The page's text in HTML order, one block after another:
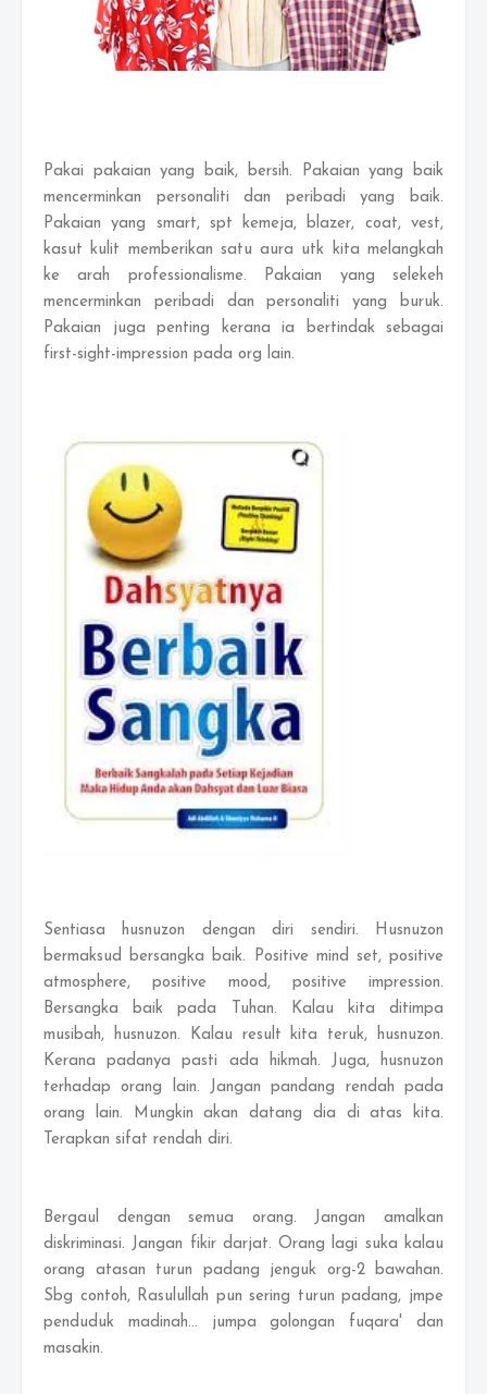
Pakai pakaian yang baik, bersih. Pakaian yang baik
mencerminkan personaliti dan peribadi yang baik.
Pakaian yang smart, spt kemeja, blazer, coat, vest,
kasut kulit memberikan satu aura utk kita melangkah
ke arah professionalisme. Pakaian yang selekeh
mencerminkan peribadi dan personaliti yang buruk.
Pakaian juga penting kerana ia bertindak sebagai
first-sight-impression pada org lain.
Sentiasa husnuzon dengan diri sendiri. Husnuzon
bermaksud bersangka baik. Positive mind set, positive
atmosphere, positive mood, positive impression.
Bersangka baik pada Tuhan. Kalau kita ditimpa
musibah, husnuzon. Kalau result kita teruk, husnuzon.
Kerana padanya pasti ada hikmah. Juga, husnuzon
terhadap orang lain. Jangan pandang rendah pada
orang lain. Mungkin akan datang dia di atas kita.
Terapkan sifat rendah diri.
Bergaul dengan semua orang. Jangan amalkan
diskriminasi. Jangan fikir darjat. Orang lagi suka kalau
orang atasan turun padang jenguk org-2 bawahan.
Sbg contoh, Rasulullah pun sering turun padang, jmpe
penduduk madinah... jumpa golongan fuqara' dan
masakin.